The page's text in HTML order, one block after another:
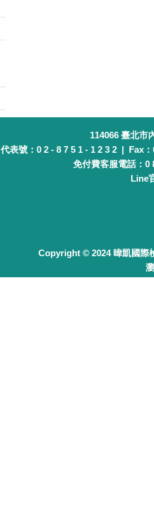
114066 臺北市
代表號：0 2 - 8 7 5 1 - 1 2 3 2 | Fax
免付費客服電話：0
Line
Copyright © 2024 暐凱國際